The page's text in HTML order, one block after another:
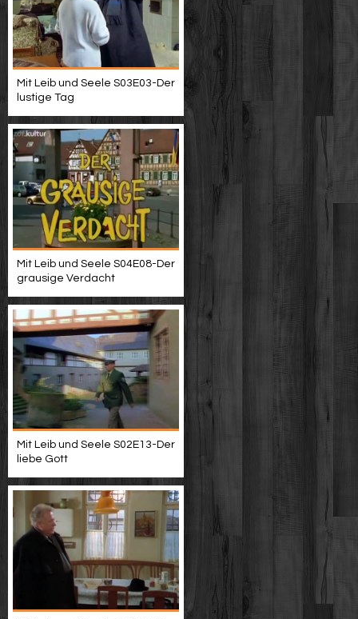
Mit Leib und Seele S03E03-Der
lustige Tag
Mit Leib und Seele S04E08-Der
grausige Verdacht
Mit Leib und Seele S02E13-Der
liebe Gott